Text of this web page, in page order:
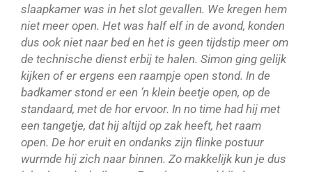
slaapkamer was in het slot gevallen. We kregen hem
niet meer open. Het was half elf in de avond, konden
dus ook niet naar bed en het is geen tijdstip meer om
de technische dienst erbij te halen. Simon ging gelijk
kijken of er ergens een raampje open stond. In de
badkamer stond er een ’n klein beetje open, op de
standaard, met de hor ervoor. In no time had hij met
een tangetje, dat hij altijd op zak heeft, het raam
open. De hor eruit en ondanks zijn flinke postuur
wurmde hij zich naar binnen. Zo makkelijk kun je dus